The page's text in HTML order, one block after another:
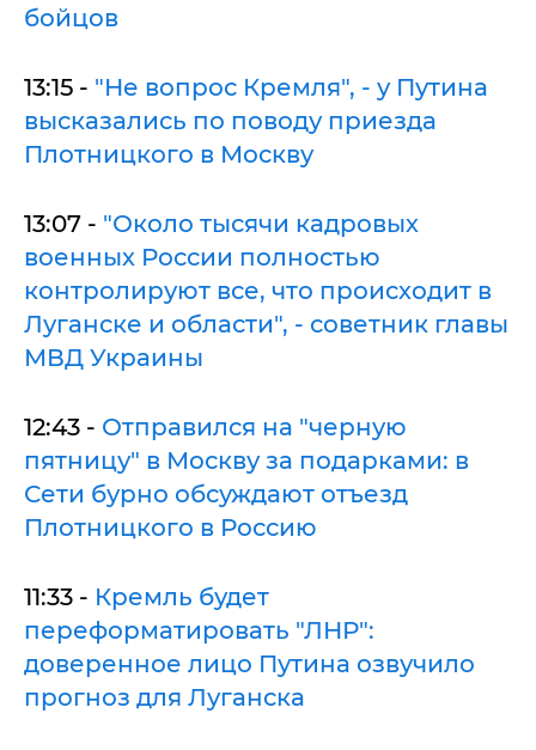
бойцов
13:15 - "Не вопрос Кремля", - у Путина
высказались по поводу приезда
Плотницкого в Москву
13:07 - "Около тысячи кадровых
военных России полностью
контролируют все, что происходит в
Луганске и области", - советник главы
МВД Украины
12:43 - Отправился на "черную
пятницу" в Москву за подарками: в
Сети бурно обсуждают отъезд
Плотницкого в Россию
11:33 - Кремль будет
переформатировать "ЛНР":
доверенное лицо Путина озвучило
прогноз для Луганска